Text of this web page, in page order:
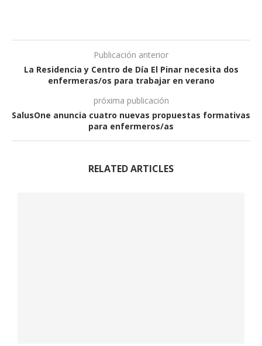
Publicación anterior
La Residencia y Centro de Día El Pinar necesita dos
enfermeras/os para trabajar en verano
próxima publicación
SalusOne anuncia cuatro nuevas propuestas formativas
para enfermeros/as
RELATED ARTICLES